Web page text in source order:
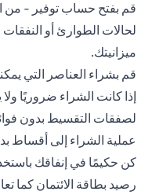
قم بفتح حساب توفير - من
لحالات الطوارئ أو النفقات
ميزانيتك.
قم بشراء العناصر التي
إذا كانت الشراء ضروريًا
عملية الشراء إلى أقساط
كن حكيمًا في إنفاقك
رصيد بطاقة الائتمان كما